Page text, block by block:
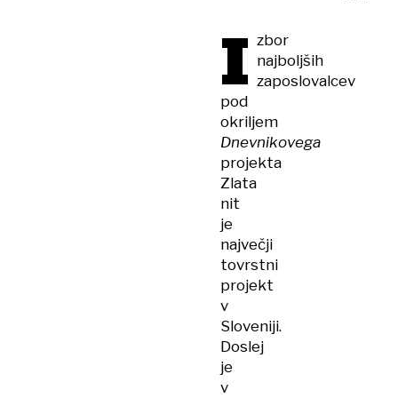
I zbor
najboljših
zaposlovalcev
pod
okriljem
Dnevnikovega
projekta
Zlata
nit
je
največji
tovrstni
projekt
v
Sloveniji.
Doslej
je
v
samo